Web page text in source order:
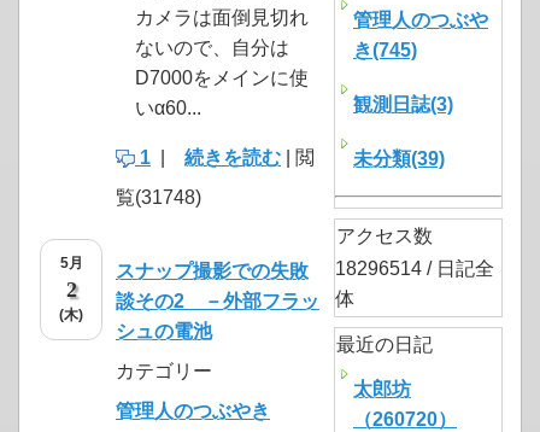
カメラは面倒見切れ
ないので、自分は
D7000をメインに使
いα60...
1 続きを読む | 閲
覧(31748)
5月
2
(木)
スナップ撮影での失敗
談その2 －外部フラッ
シュの電池
カテゴリー
管理人のつぶやき
管理人のつぶや
き(745)
観測日誌(3)
未分類(39)
アクセス数
18296514 / 日記全
体
最近の日記
太郎坊
（260720）